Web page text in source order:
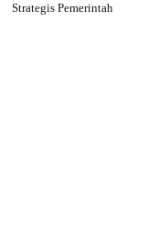
Strategis Pemerintah